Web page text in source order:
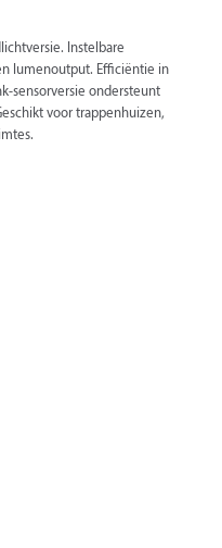
Instelbare
lumenoutput. Efficiëntie in
sensorversie ondersteunt
voor trappenhuizen,